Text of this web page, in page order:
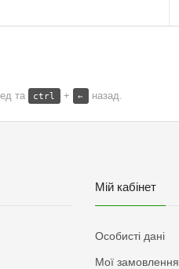
та ctrl + ← назад.
Мій кабінет
Особисті дані
Мої замовлення